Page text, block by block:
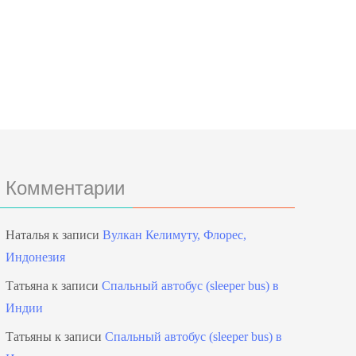
Комментарии
Наталья к записи Вулкан Келимуту, Флорес,
Индонезия
Татьяна к записи Спальный автобус (sleeper bus) в
Индии
Татьяны к записи Спальный автобус (sleeper bus) в